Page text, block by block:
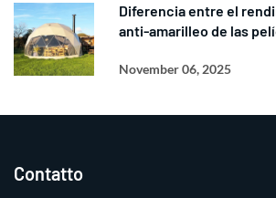
Diferencia entre el
anti-amarilleo de las
November 06, 2025
Contatto